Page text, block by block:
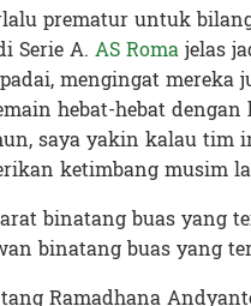
prematur untuk
Serie A. AS Romajelas
mengingat mereka
hebat-hebat dengan
saya yakin kalau tim
ketimbang musim
binatang buas yang
binatang buas yang
Ramadhana